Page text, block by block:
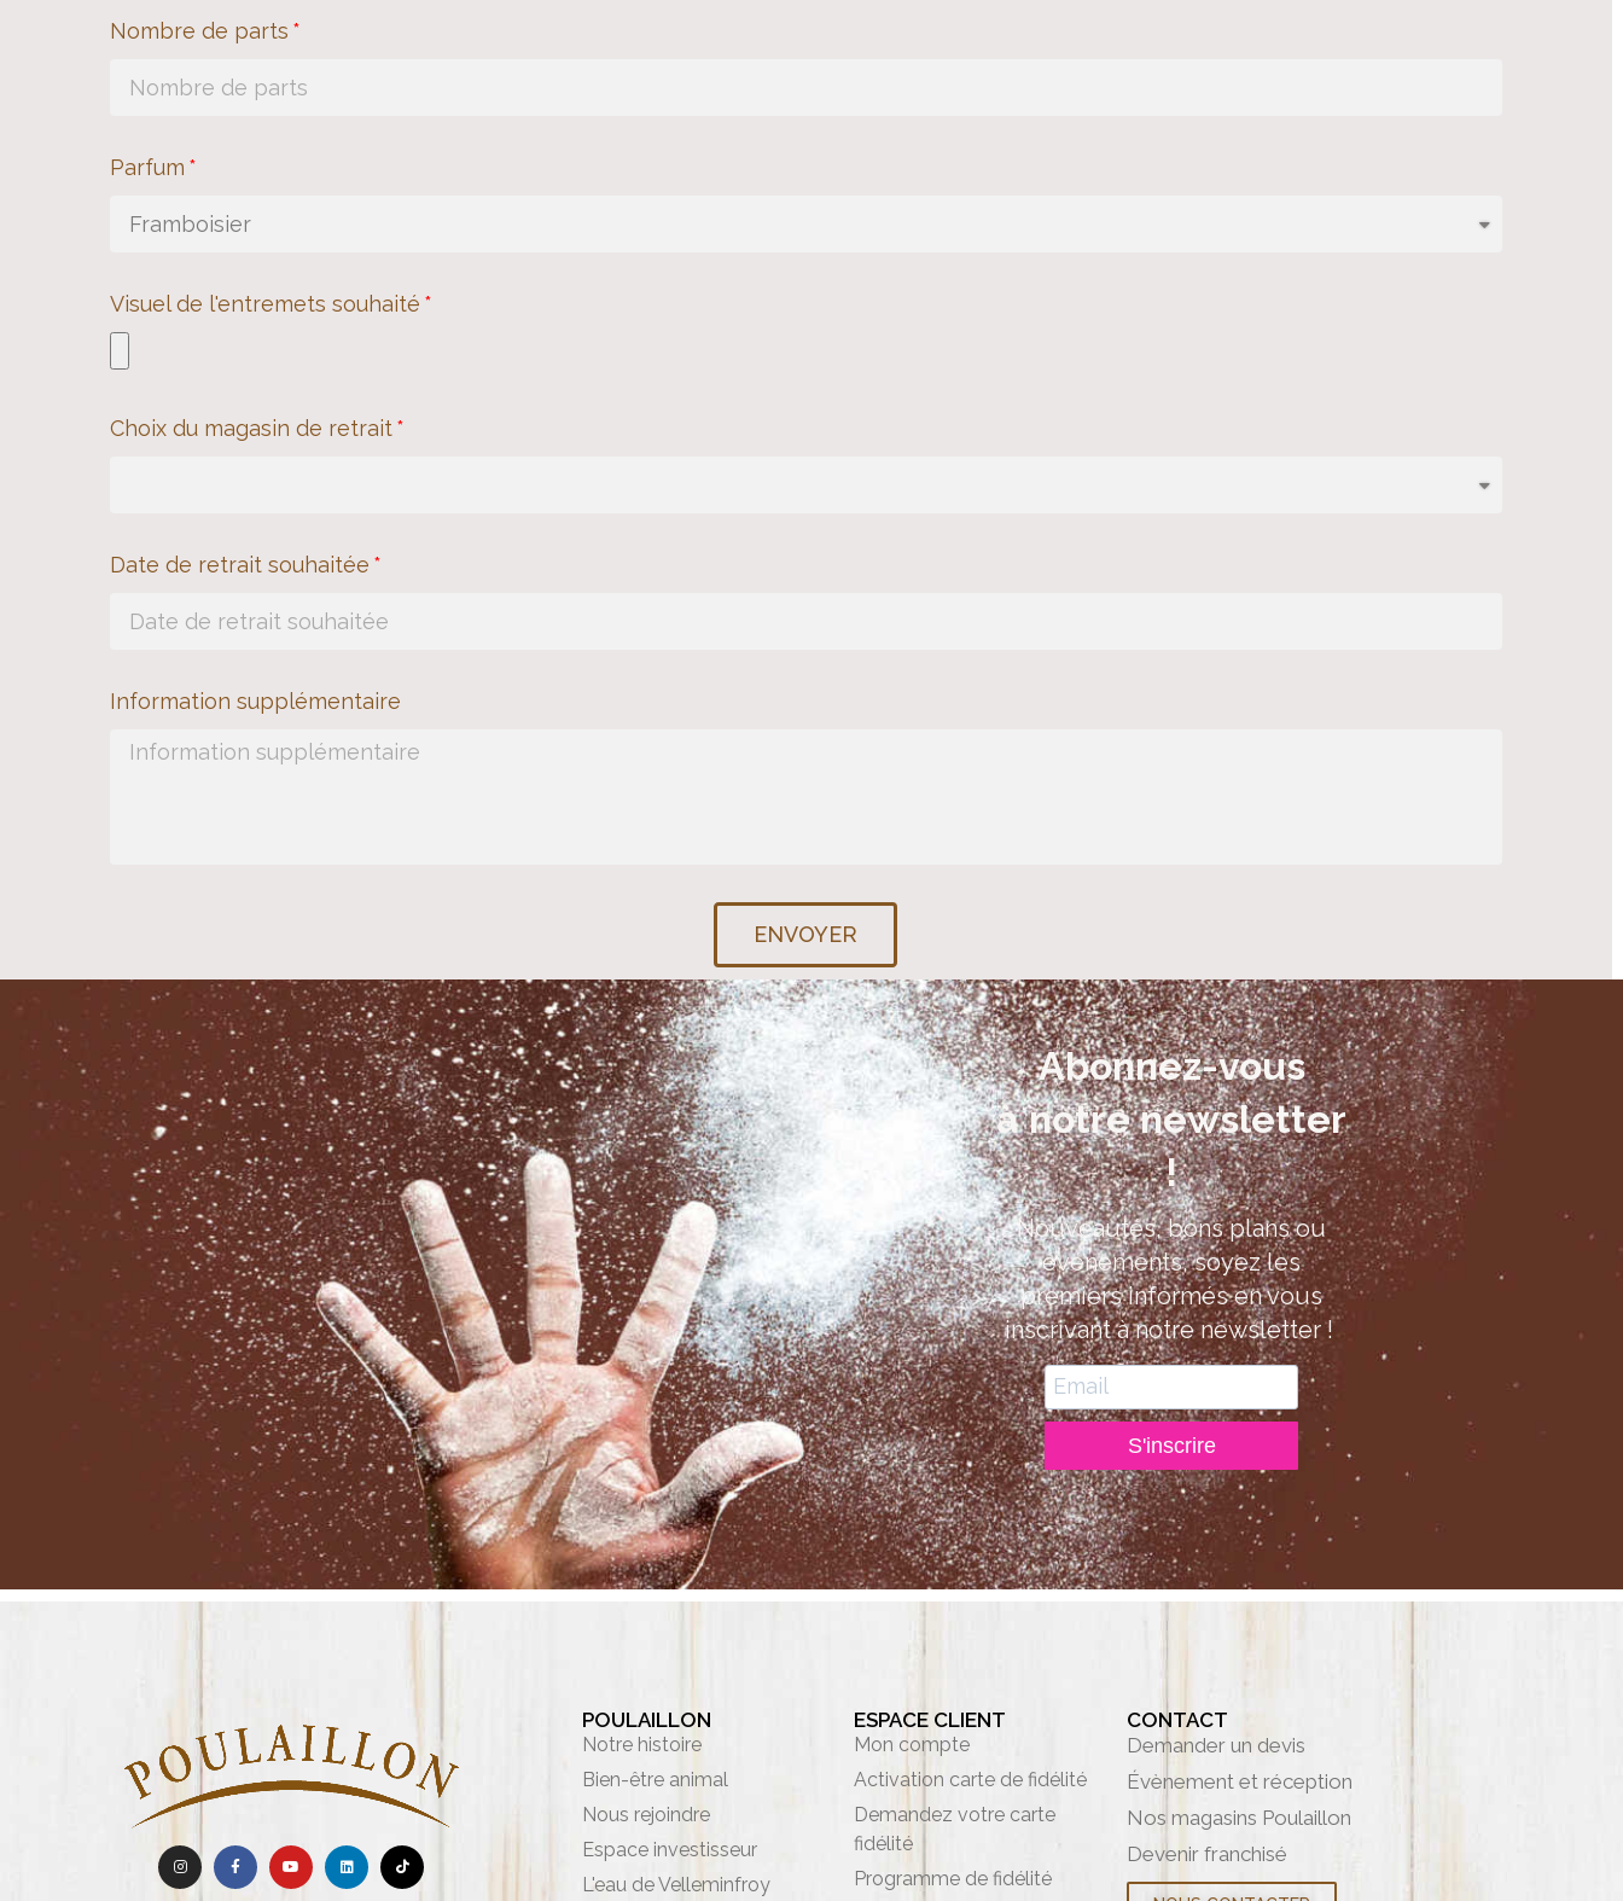
Nombre de parts
Parfum
Visuel de l'entremets souhaité
Choix du magasin de retrait
Date de retrait souhaitée
Information supplémentaire
ENVOYER
Abonnez-vous
à notre newsletter
!
Nouveautés, bons plans ou
événements, soyez les
premiers informés en vous
inscrivant à notre newsletter !
S'inscrire
POULAILLON
Notre histoire
Bien-être animal
Nous rejoindre
Espace investisseur
L'eau de Velleminfroy
ESPACE CLIENT
Mon compte
Activation carte de fidélité
Demandez votre carte
fidélité
Programme de fidélité
CONTACT
Demander un devis
Évènement et réception
Nos magasins Poulaillon
Devenir franchisé